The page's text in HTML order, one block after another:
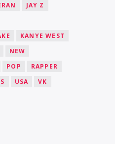
JAY Z
KANYE WEST
NEW
POP
RAPPER
USA VK